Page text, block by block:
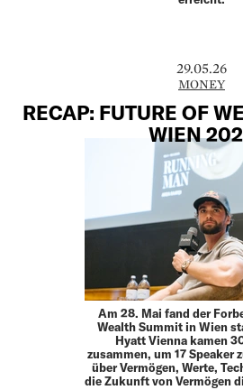
29.05.26
MONEY
RECAP: FUTURE OF
WIEN
Am 28. Mai fand der
Wealth Summit in Wien
Hyatt Vienna kamen
zusammen, um 17 Speaker
über Vermögen, Werte,
die Zukunft von Vermögen